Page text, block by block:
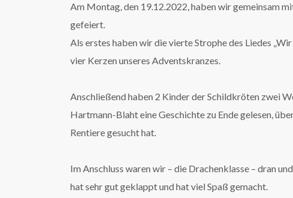
Am Montag, den 19.12.2022, haben wir gemeinsam
gefeiert.
Als erstes haben wir die vierte Strophe des Liedes
vier Kerzen unseres Adventskranzes.
Anschließend haben 2 Kinder der Schildkröten zwei
Hartmann-Blaht eine Geschichte zu Ende gelesen,
Rentiere gesucht hat.
Im Anschluss waren wir – die Drachenklasse – dran
hat sehr gut geklappt und hat viel Spaß gemacht.